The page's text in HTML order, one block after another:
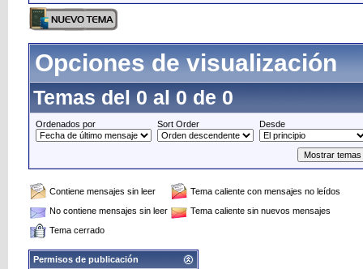
Opciones de visualización
Temas del 0 al 0 de 0
Ordenados por Sort Order Desde
Contiene mensajes sin leer
Tema caliente con mensajes no leídos
No contiene mensajes sin leer
Tema caliente sin nuevos mensajes
Tema cerrado
Permisos de publicación